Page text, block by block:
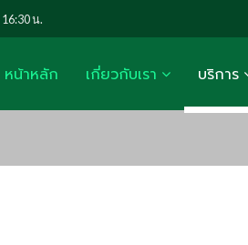
16:30 น.
หน้าหลัก เกี่ยวกับเรา บริการ